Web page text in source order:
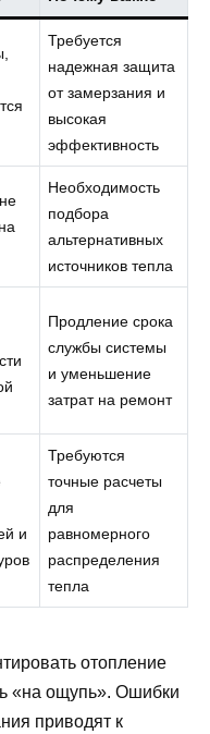
Требуется
надежная защита
от замерзания и
высокая
эффективность
Необходимость
подбора
альтернативных
источников тепла
Продление срока
службы системы
и уменьшение
затрат на ремонт
и
Требуются
точные расчеты
для
равномерного
распределения
тепла
отопление
«на ощупь». Ошибки
приводят к